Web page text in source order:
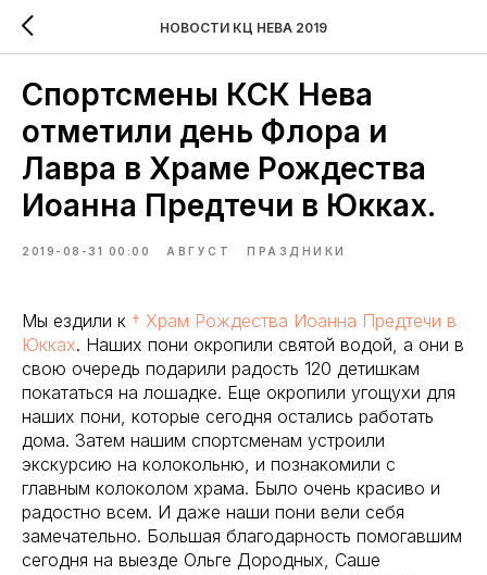
НОВОСТИ КЦ НЕВА 2019
Спортсмены КСК Нева
отметили день Флора и
Лавра в Храме Рождества
Иоанна Предтечи в Юкках.
2019-08-31 00:00 АВГУСТ ПРАЗДНИКИ
Мы ездили к † Храм Рождества Иоанна Предтечи в
Юкках. Наших пони окропили святой водой, а они в
свою очередь подарили радость 120 детишкам
покататься на лошадке. Еще окропили угощухи для
наших пони, которые сегодня остались работать
дома. Затем нашим спортсменам устроили
экскурсию на колокольню, и познакомили с
главным колоколом храма. Было очень красиво и
радостно всем. И даже наши пони вели себя
замечательно. Большая благодарность помогавшим
сегодня на выезде Ольге Дородных, Саше